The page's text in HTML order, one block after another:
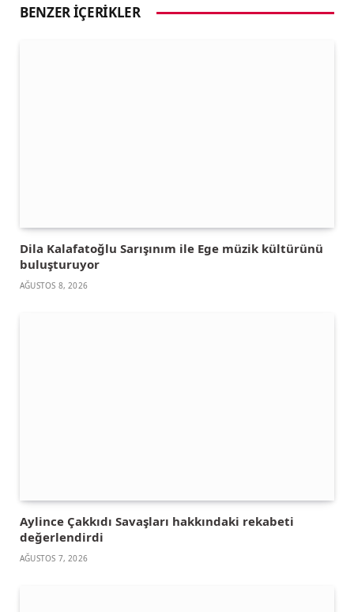
BENZER İÇERIKLER
Dila Kalafatoğlu Sarışınım ile Ege müzik kültürünü
buluşturuyor
AĞUSTOS 8, 2026
Aylince Çakkıdı Savaşları hakkındaki rekabeti
değerlendirdi
AĞUSTOS 7, 2026